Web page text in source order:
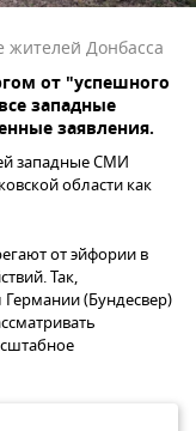
жителей Донбасса
от "успешного
западные
заявления.
западные СМИ
области как
от эйфории в
Так,
(Бундесвер)